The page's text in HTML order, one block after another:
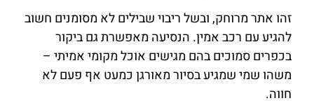
זהו אתר מרוחק, ובשל ריבוי שבילים לא מסומנים חשוב
להגיע עם רכב אמין. הנסיעה מאפשרת גם ביקור
בכפרים סמוכים בהם מגישים אוכל מקומי אמיתי –
משהו שמי שמגיע בסיור מאורגן כמעט אף פעם לא
חווה.